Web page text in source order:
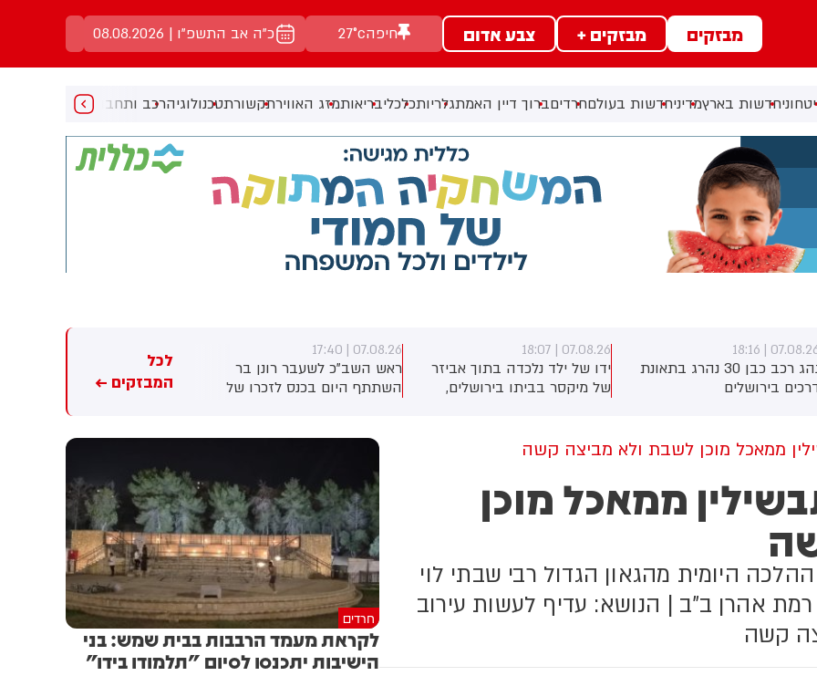
מבזקים מבזקים + צבע אדום חיפה27°c כ"ה אב התשפ"ו | 08.08.2026
חדשות בארץמדיניחדשות בעולםחרדיםברוך דיין האמתגלריותכלכליבריאותמזג האווירתקשורתטכנולוגיהרכב ותחבורהמעניין
07.08.26 |
נהג רכב כבן 30 נהרג בתאונת
בירושלים
07.08.26 | 18:07
ידו של ילד נלכדה בתוך אביזר
של מיקסר בביתו בירושלים,
07.08.26 | 17:40
ראש השב"כ לשעבר רונן בר
השתתף היום בכנס לזכרו של
הבוקר בשכונת בקעה בירושלים
חברת הנפט הלאומית של אבו
דאבי טוענת: מאז תחילת
המלחמה - 15 מכלי השיט
בזמן מעבר בהורמוז, שלושה
מהם במהלך השבוע
לכל
המבזקים ←
ממאכל מוכן לשבת ולא מביצה קשה
ממאכל מוכן
היומית מהגאון הגדול רבי שבתי לוי
אהרן ב"ב | הנושא: עדיף לעשות עירוב
קשה
חרדים
לקראת מעמד הרבבות בבית שמש: בני
הישיבות יתכנסו לסיום "תלמודו בידו"